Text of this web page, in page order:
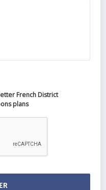
French District
plans